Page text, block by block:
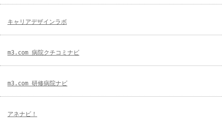
キャリアデザインラボ
m3.com 病院クチコミナビ
m3.com 研修病院ナビ
アネナビ！